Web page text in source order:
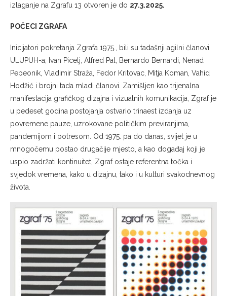
izlaganje na Zgrafu 13 otvoren je do 27.3.2025.
POČECI ZGRAFA
Inicijatori pokretanja Zgrafa 1975., bili su tadašnji agilni članovi
ULUPUH-a; Ivan Picelj, Alfred Pal, Bernardo Bernardi, Nenad
Pepeonik, Vladimir Straža, Fedor Kritovac, Mitja Koman, Vahid
Hodžić i brojni tada mladi članovi. Zamišljen kao trijenalna
manifestacija grafičkog dizajna i vizualnih komunikacija, Zgraf je
u pedeset godina postojanja ostvario trinaest izdanja uz
povremene pauze, uzrokovane političkim previranjima,
pandemijom i potresom. Od 1975. pa do danas, svijet je u
mnogočemu postao drugačije mjesto, a kao događaj koji je
uspio zadržati kontinuitet, Zgraf ostaje referentna točka i
svjedok vremena, kako u dizajnu, tako i u kulturi svakodnevnog
života.